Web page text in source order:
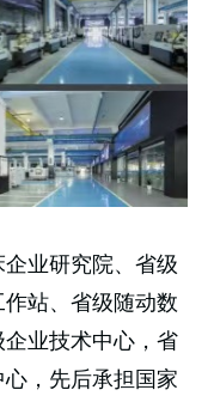
业研究院、省级
站、省级随动数
业技术中心，省
，先后承担国家